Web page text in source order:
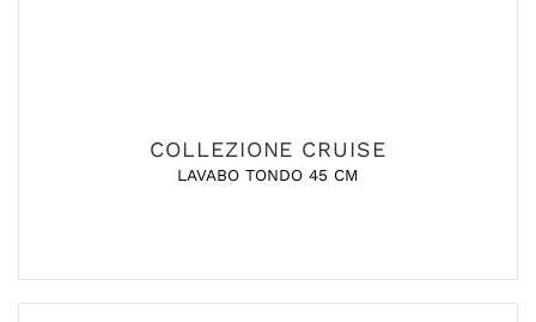
COLLEZIONE CRUISE
LAVABO TONDO 45 CM